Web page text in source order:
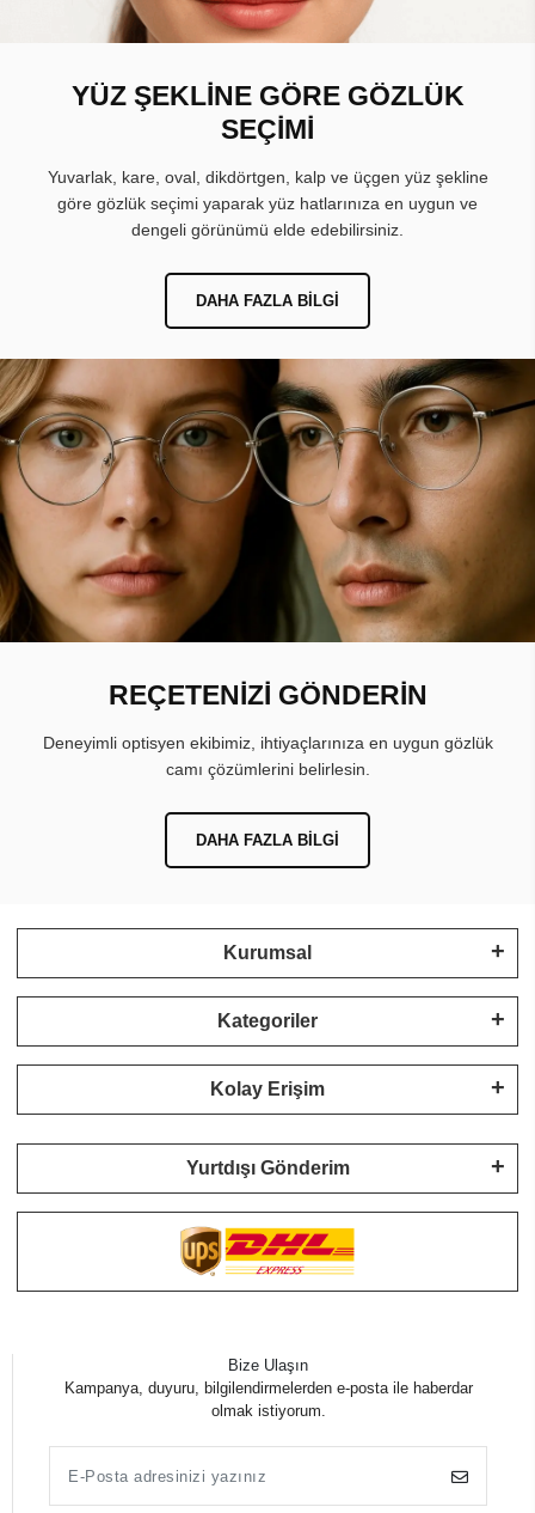
YÜZ ŞEKLİNE GÖRE GÖZLÜK
SEÇİMİ
Yuvarlak, kare, oval, dikdörtgen, kalp ve üçgen yüz şekline
göre gözlük seçimi yaparak yüz hatlarınıza en uygun ve
dengeli görünümü elde edebilirsiniz.
DAHA FAZLA BILGI
REÇETENİZİ GÖNDERİN
Deneyimli optisyen ekibimiz, ihtiyaçlarınıza en uygun gözlük
camı çözümlerini belirlesin.
DAHA FAZLA BILGI
Kurumsal
Kategoriler
Kolay Erişim
Yurtdışı Gönderim
Bize Ulaşın
Kampanya, duyuru, bilgilendirmelerden e-posta ile haberdar
olmak istiyorum.